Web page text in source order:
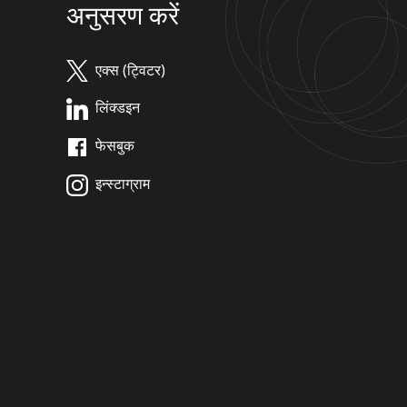
अनुसरण करें
एक्स (ट्विटर)
लिंक्डइन
फेसबुक
इन्स्टाग्राम